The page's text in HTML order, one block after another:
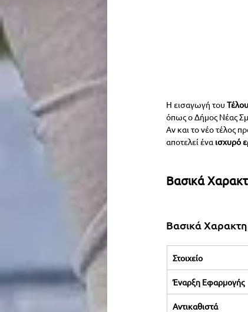
Η εισαγωγή του
όπως ο Δήμος Νέας
Αν και το νέο τέλος
αποτελεί ένα ισχυρό
Βασικά
Βασικά
Στοιχείο
Έναρξη Εφαρμογής
Αντικαθιστά